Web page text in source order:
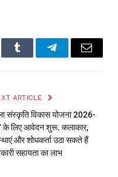
Tumblr TelegramEmail
ARTICLE
संस्कृति विकास योजना 2026-
के लिए आवेदन शुरू. कलाकार,
और शोधकर्ता उठा सकते हैं
सहायता का लाभ